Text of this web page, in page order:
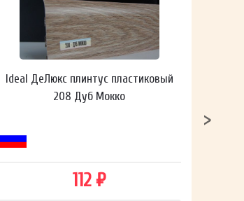
Ideal ДеЛюкс плинтус пластиковый
208 Дуб Мокко
112 ₽